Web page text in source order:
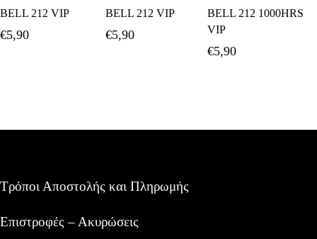
BELL 212 VIP
€5,90
BELL 212 VIP
€5,90
BELL 212 1000HRS
VIP
€5,90
Τρόποι Αποστολής και Πληρωμής
Επιστροφές – Ακυρώσεις